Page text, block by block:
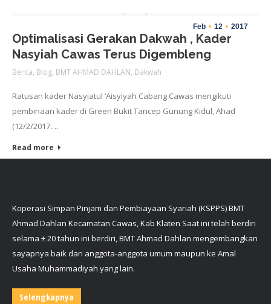
Feb 12 2017
Optimalisasi Gerakan Dakwah , Kader
Nasyiah Cawas Terus Digembleng
Berita, Blog, BMT AHMAD DAHLAN, Dakwah
Ratusan kader Nasyiatul ‘Aisyiyah Cabang Cawas mengikuti
pembinaan kader di Green Bukit Tancep Gunung Kidul, Ahad
(12/2/2017.…
Read more
Koperasi Simpan Pinjam dan Pembiayaan Syariah (KSPPS) BMT
Ahmad Dahlan Kecamatan Cawas, Kab Klaten Saat ini telah berdiri
selama ± 20 tahun ini berdiri, BMT Ahmad Dahlan mengembangkan
sayapnya baik dari anggota-anggota umum maupun ke Amal
Usaha Muhammadiyah yang lain.
Selengkapnya